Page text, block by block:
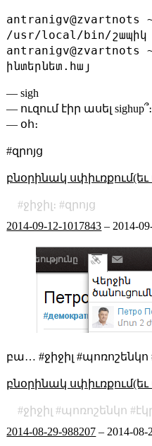
antranigv@zvartnots
/usr/local/bin/շապիկ
— sigh
— ուզում էիր ասել sighup՞։
— օհ։
#զրոյց
բնօրինակ
ջիջիլ։
զրոյց
2014-09-12-1017843 – 2014-
բա… #ջիջիլ
բնօրինակ
ջիջիլ պոռոշենկո
2014-08-29-988207 – 2014-08-